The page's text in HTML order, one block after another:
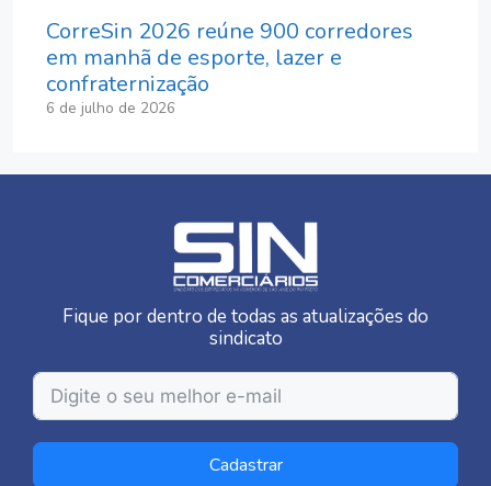
CorreSin 2026 reúne 900 corredores
em manhã de esporte, lazer e
confraternização
6 de julho de 2026
Fique por dentro de todas as atualizações do
sindicato
Cadastrar